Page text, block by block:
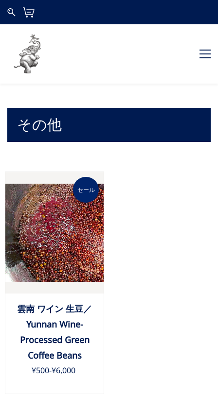
その他
セール
雲南 ワイン 生豆／
Yunnan Wine-
Processed Green
Coffee Beans
¥500-¥6,000